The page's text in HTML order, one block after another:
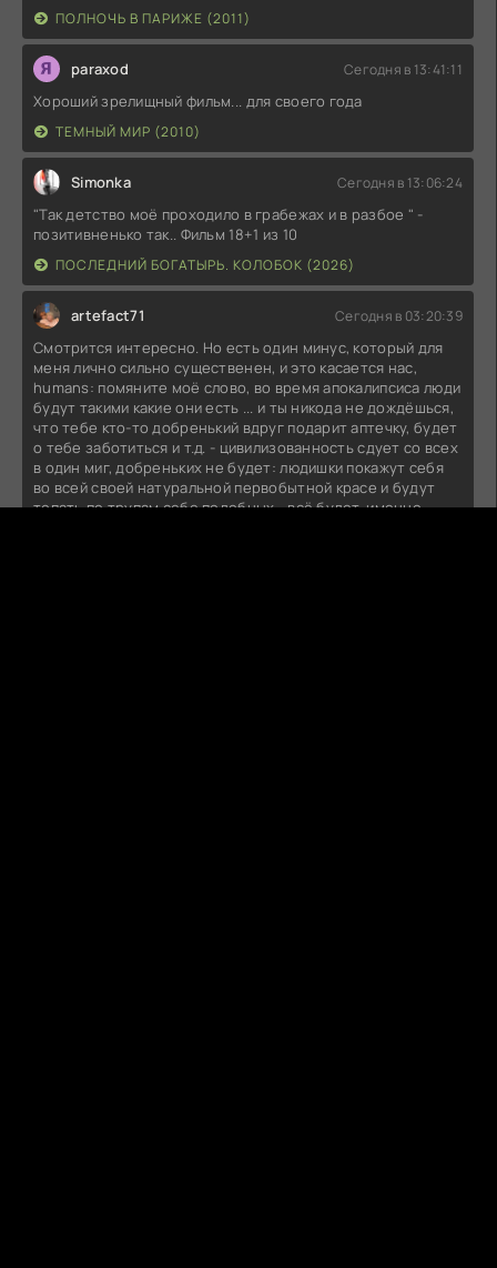
ПОЛНОЧЬ В ПАРИЖЕ (2011)
paraxod Сегодня в 13:41:11
Хороший зрелищный фильм... для своего года
ТЕМНЫЙ МИР (2010)
Simonka Сегодня в 13:06:24
"Так детство моё проходило в грабежах и в разбое " -
позитивненько так.. Фильм 18+1 из 10
ПОСЛЕДНИЙ БОГАТЫРЬ. КОЛОБОК (2026)
artefact71 Сегодня в 03:20:39
Смотрится интересно. Но есть один минус, который для
меня лично сильно существенен, и это касается нас,
humans: помяните моё слово, во время апокалипсиса люди
будут такими какие они есть ... и ты никода не дождёшься,
что тебе кто-то добренький вдруг подарит аптечку, будет
о тебе заботиться и т.д. - цивилизованность сдует со всех
в один миг, добреньких не будет: людишки покажут себя
во всей своей натуральной первобытной красе и будут
топать по трупам себе подобных - всё будет, именно